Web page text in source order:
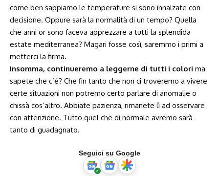
come ben sappiamo le temperature si sono innalzate con
decisione. Oppure sarà la normalità di un tempo? Quella
che anni or sono faceva apprezzare a tutti la splendida
estate mediterranea? Magari fosse così, saremmo i primi a
metterci la firma.
Insomma, continueremo a leggerne di tutti i colori ma
sapete che c’é? Che fin tanto che non ci troveremo a vivere
certe situazioni non potremo certo parlare di anomalie o
chissà cos’altro. Abbiate pazienza, rimanete lì ad osservare
con attenzione. Tutto quel che di normale avremo sarà
tanto di guadagnato.
Seguici su Google